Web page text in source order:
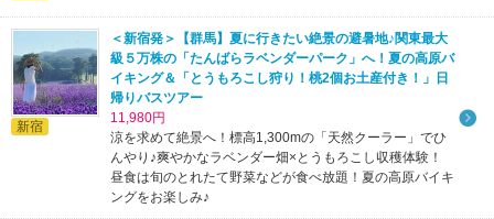
新宿
＜新宿発＞【群馬】夏に行きたい絶景の避暑地♪関東最大
級５万株の「たんばらラベンダーパーク」へ！夏の高原バ
イキング＆「とうもろこし狩り！桃2個お土産付き！」日
帰りバスツアー
11,980円
涼を求めて絶景へ！標高1,300mの「天然クーラー」でひ
んやり♪爽やかなラベンダー畑×とうもろこし収穫体験！
昼食は旬のとれたて野菜などが食べ放題！夏の高原バイキ
ングをお楽しみ♪